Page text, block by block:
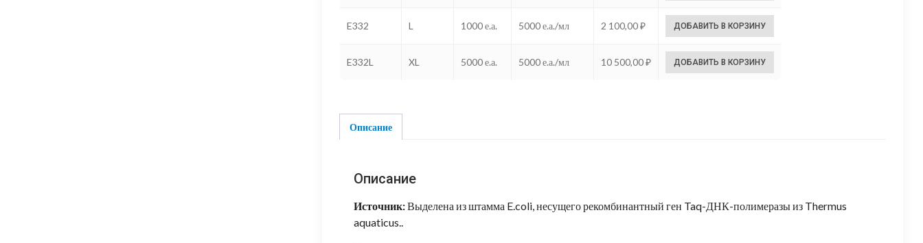
E332 L 1000 е.а. 5000 е.а./мл 2 100,00₽ ДОБАВИТЬ В КОРЗИНУ
E332L XL 5000 е.а. 5000 е.а./мл 10 500,00₽ ДОБАВИТЬ В КОРЗИНУ
Описание
Описание
Источник:Выделена из штамма E.coli, несущего рекомбинантный ген Taq-ДНК-полимеразы из Thermus
aquaticus..